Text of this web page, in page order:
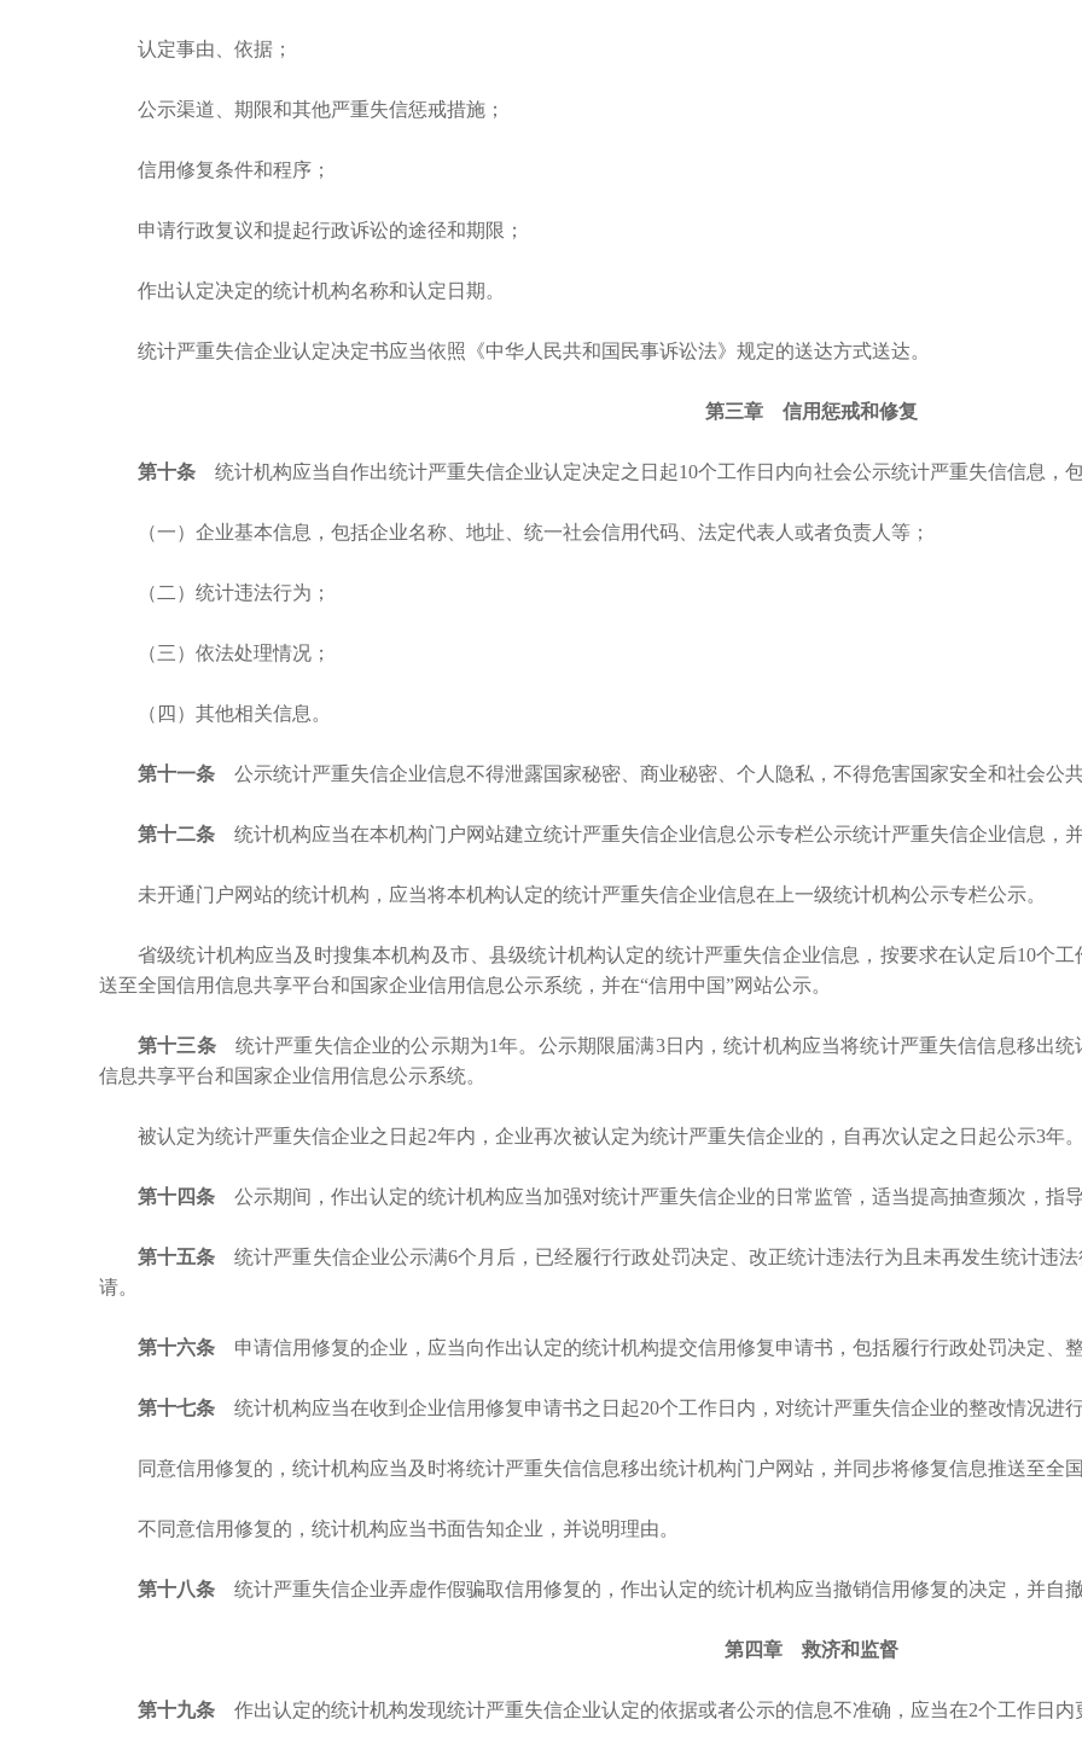
认定事由、依据；
公示渠道、期限和其他严重失信惩戒措施；
信用修复条件和程序；
申请行政复议和提起行政诉讼的途径和期限；
作出认定决定的统计机构名称和认定日期。
统计严重失信企业认定决定书应当依照《中华人民共和国民事诉讼法》规定的送达方式送达。
第三章 信用惩戒和修复
第十条 统计机构应当自作出统计严重失信企业认定决定之日起10个工作日内向社会公示统计严重失信信息，
（一）企业基本信息，包括企业名称、地址、统一社会信用代码、法定代表人或者负责人等；
（二）统计违法行为；
（三）依法处理情况；
（四）其他相关信息。
第十一条 公示统计严重失信企业信息不得泄露国家秘密、商业秘密、个人隐私，不得危害国家安全和社会公
第十二条 统计机构应当在本机构门户网站建立统计严重失信企业信息公示专栏公示统计严重失信企业信息，
未开通门户网站的统计机构，应当将本机构认定的统计严重失信企业信息在上一级统计机构公示专栏公示。
省级统计机构应当及时搜集本机构及市、县级统计机构认定的统计严重失信企业信息，按要求在认定后10个工
送至全国信用信息共享平台和国家企业信用信息公示系统，并在“信用中国”网站公示。
第十三条统计严重失信企业的公示期为1年。公示期限届满3日内，统计机构应当将统计严重失信信息移出
信息共享平台和国家企业信用信息公示系统。
被认定为统计严重失信企业之日起2年内，企业再次被认定为统计严重失信企业的，自再次认定之日起公示3年
第十四条 公示期间，作出认定的统计机构应当加强对统计严重失信企业的日常监管，适当提高抽查频次，指
第十五条 统计严重失信企业公示满6个月后，已经履行行政处罚决定、改正统计违法行为且未再发生统计违
请。
第十六条 申请信用修复的企业，应当向作出认定的统计机构提交信用修复申请书，包括履行行政处罚决定、
第十七条 统计机构应当在收到企业信用修复申请书之日起20个工作日内，对统计严重失信企业的整改情况进
同意信用修复的，统计机构应当及时将统计严重失信信息移出统计机构门户网站，并同步将修复信息推送至全
不同意信用修复的，统计机构应当书面告知企业，并说明理由。
第十八条 统计严重失信企业弄虚作假骗取信用修复的，作出认定的统计机构应当撤销信用修复的决定，并自
第四章 救济和监督
第十九条 作出认定的统计机构发现统计严重失信企业认定的依据或者公示的信息不准确，应当在2个工作日内